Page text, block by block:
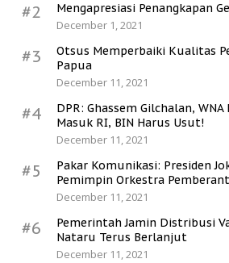
#2
Mengapresiasi Penangkapan
December 1, 2021
#3
Otsus Memperbaiki Kualitas
Papua
December 11, 2021
#4
DPR: Ghassem Gilchalan,
Masuk RI, BIN Harus Usut!
December 11, 2021
#5
Pakar Komunikasi: Presiden
Pemimpin Orkestra
December 11, 2021
#6
Pemerintah Jamin Distribusi
Nataru Terus Berlanjut
December 11, 2021